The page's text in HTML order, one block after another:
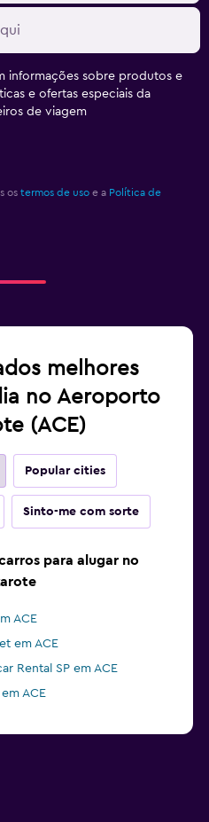
informações sobre produtos e
e ofertas especiais da
de viagem
os termos de uso e a Política de
melhores
no Aeroporto
(ACE)
Popular cities
Sinto-me com sorte
para alugar no
ACE
em ACE
Rental SP em ACE
ACE